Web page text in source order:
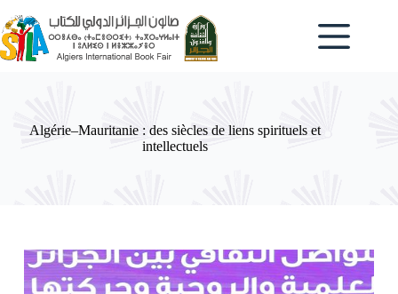
au
contenu
Algérie–Mauritanie : des siècles de liens spirituels et
intellectuels